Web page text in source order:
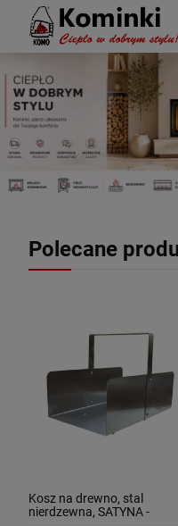
Polecane
Kosz na drewno, stal
nierdzewna, SATYNA -